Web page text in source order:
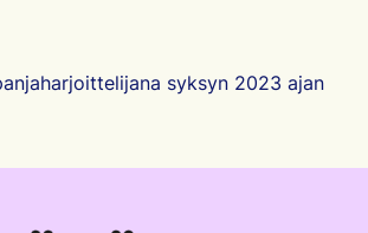
syksyn 2023 ajan